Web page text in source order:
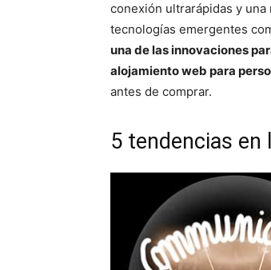
conexión ultrarápidas y
tecnologías emergentes
una de las innovaciones
alojamiento web para
antes de comprar.
5 tendencias en